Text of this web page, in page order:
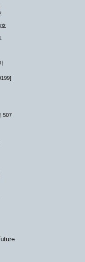
법령에 의하여 국가
해당 되지 않습니다.
불만이 정당하다고
시 처리가 곤란한 경
의 책임이 있으며
내용이 있는 경우
야 합니다.
사용하는 행위를
보행위를 하지 않
내용 혹은 저작권을
타 회사의 업무에 방
회할 수 있습니다.
507